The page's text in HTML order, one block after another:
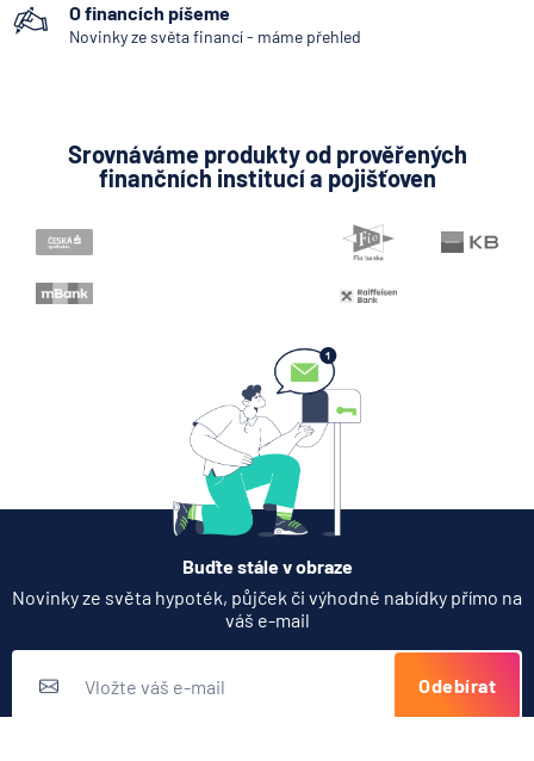
5.8.2026 Daně
5.8.2026 Banka
Zobrazit všechny články
Renovace nemovitosti
Scam
Rozhodce
O financích píšeme
Novinky ze světa financí - máme přehled
Srovnáváme produkty od prověřených
finančních institucí a pojišťoven
Buďte stále v obraze
Novinky ze světa hypoték, půjček či výhodné nabídky přímo na
váš e-mail
Odebírat